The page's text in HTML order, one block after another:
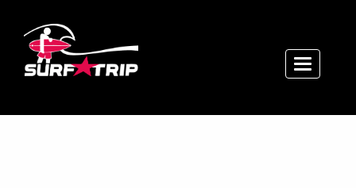
Toggle